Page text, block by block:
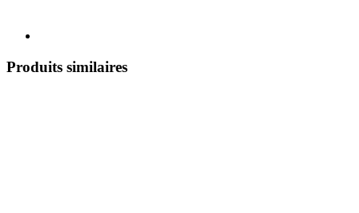
Produits similaires